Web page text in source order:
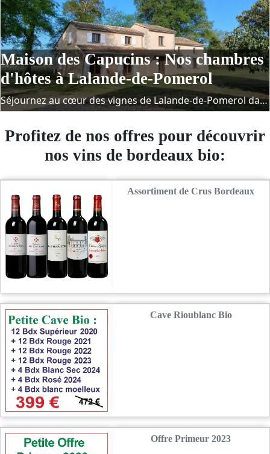
Maison des Capucins : Nos chambres
d'hôtes à Lalande-de-Pomerol
Séjournez au cœur des vignes de Lalande-de-Pomerol dans une maison d’hôtes rénovée offrant confort moderne, calme et authenticité, à deux pas de domaines viticoles d’exception.
Profitez de nos offres pour découvrir
nos vins de bordeaux bio:
Assortiment de Crus Bordeaux
Cave Rioublanc Bio
Offre Primeur 2023